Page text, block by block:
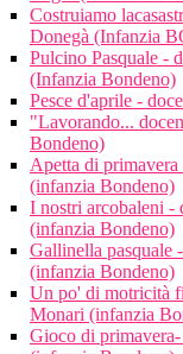
Costruiamo
Donegà (Infanzia
Pulcino Pasquale -
(Infanzia Bondeno)
Pesce d'aprile -
"Lavorando...
Bondeno)
Apetta di
(infanzia Bondeno)
I nostri arcobaleni -
(infanzia Bondeno)
Gallinella pasquale
(infanzia Bondeno)
Un po' di motricità
Monari (infanzia
Gioco di